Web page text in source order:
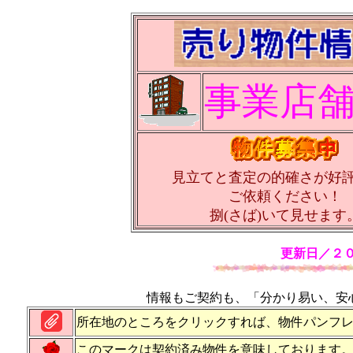
事業店
見立てと査定の的確さが好
ご依頼ください！
捌(さば)いて見せます
更新日／ ２
情報もご契約も、「分かり易い、
所在地のところをクリックすれば、物件パンフ
このマークは契約済み物件を意味しております